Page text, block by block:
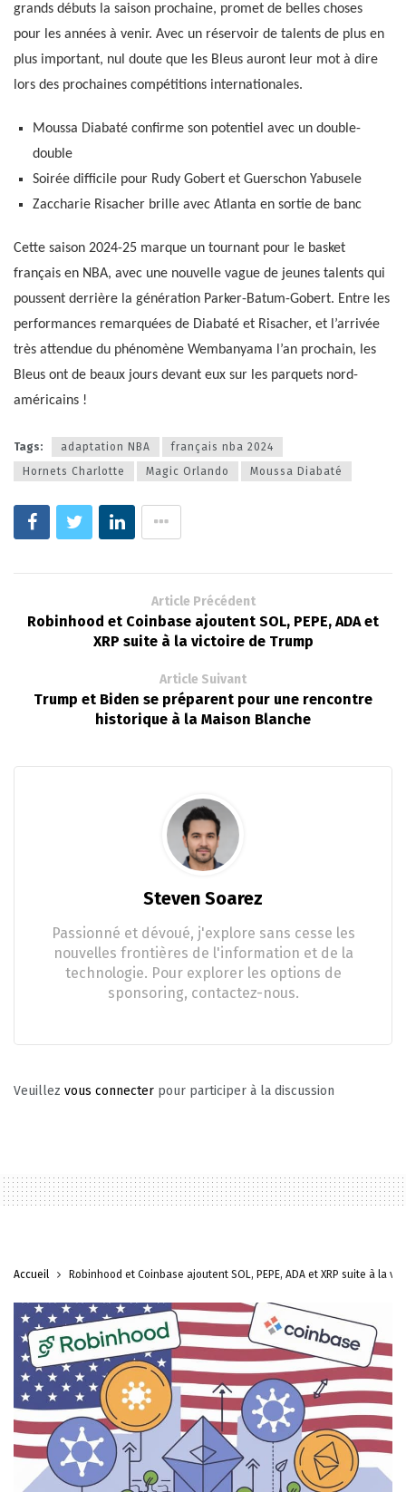
grands débuts la saison prochaine, promet de belles choses
pour les années à venir. Avec un réservoir de talents de plus en
plus important, nul doute que les Bleus auront leur mot à dire
lors des prochaines compétitions internationales.
Moussa Diabaté confirme son potentiel avec un double-
double
Soirée difficile pour Rudy Gobert et Guerschon Yabusele
Zaccharie Risacher brille avec Atlanta en sortie de banc
Cette saison 2024-25 marque un tournant pour le basket
français en NBA, avec une nouvelle vague de jeunes talents qui
poussent derrière la génération Parker-Batum-Gobert. Entre les
performances remarquées de Diabaté et Risacher, et l’arrivée
très attendue du phénomène Wembanyama l’an prochain, les
Bleus ont de beaux jours devant eux sur les parquets nord-
américains !
Tags: adaptation NBA
français nba 2024
Hornets Charlotte
Magic Orlando Moussa Diabaté
Article Précédent
Robinhood et Coinbase ajoutent SOL, PEPE, ADA et
XRP suite à la victoire de Trump
Article Suivant
Trump et Biden se préparent pour une rencontre
historique à la Maison Blanche
Steven Soarez
Passionné et dévoué, j'explore sans cesse les
nouvelles frontières de l'information et de la
technologie. Pour explorer les options de
sponsoring, contactez-nous.
Veuillez vous connecter pour participer à la discussion
Accueil Robinhood et Coinbase ajoutent SOL, PEPE, ADA et XRP suite à la